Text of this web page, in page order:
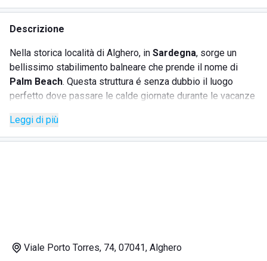
Descrizione
Nella storica località di Alghero, in Sardegna, sorge un
bellissimo stabilimento balneare che prende il nome di
Palm Beach. Questa struttura é senza dubbio il luogo
perfetto dove passare le calde giornate durante le vacanze
Palm Beach offre la possibilità di prenotare i
prendisolee gliombrelloniper assicurarsi sempre il
di sole!
Leggi di più
Viale Porto Torres, 74, 07041, Alghero